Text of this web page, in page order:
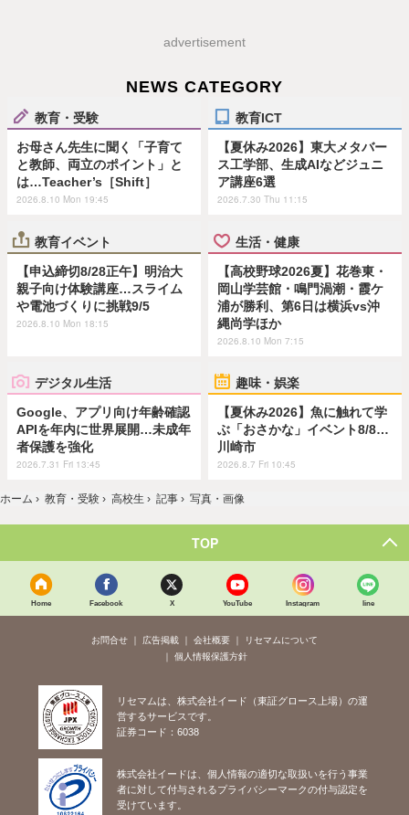
advertisement
NEWS CATEGORY
教育・受験
お母さん先生に聞く「子育て
と教師、両立のポイント」と
は…Teacher’s［Shift］
2026.8.10 Mon 19:45
教育ICT
【夏休み2026】東大メタバー
ス工学部、生成AIなどジュニ
ア講座6選
2026.7.30 Thu 11:15
教育イベント
【申込締切8/28正午】明治大
親子向け体験講座…スライム
や電池づくりに挑戦9/5
2026.8.10 Mon 18:15
生活・健康
【高校野球2026夏】花巻東・
岡山学芸館・鳴門渦潮・霞ケ
浦が勝利、第6日は横浜vs沖
縄尚学ほか
2026.8.10 Mon 7:15
デジタル生活
Google、アプリ向け年齢確認
APIを年内に世界展開…未成年
者保護を強化
2026.7.31 Fri 13:45
趣味・娯楽
【夏休み2026】魚に触れて学
ぶ「おさかな」イベント8/8…
川崎市
2026.8.7 Fri 10:45
ホーム › 教育・受験 › 高校生 › 記事 › 写真・画像
TOP
Home Facebook X YouTube Instagram line
お問合せ 広告掲載 会社概要
リセマムについて
個人情報保護方針
リセマムは、株式会社イード（東証グロース上場）の運
営するサービスです。
証券コード：6038
株式会社イードは、個人情報の適切な取扱いを行う事業
者に対して付与されるプライバシーマークの付与認定を
受けています。